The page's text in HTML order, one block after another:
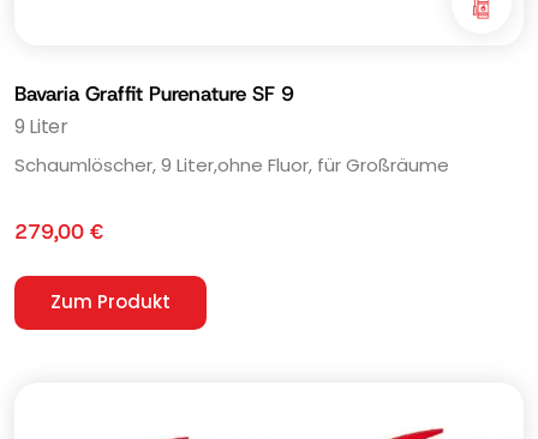
Bavaria Graffit Purenature SF 9
9 Liter
Schaumlöscher, 9 Liter,ohne Fluor, für Großräume
279,00 €
Zum Produkt